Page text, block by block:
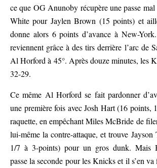
ce que OG Anunoby récupère une passe
White pour Jaylen Brown (15 points) et
donne alors 6 points d’avance à New-
reviennent grâce à des tirs derrière l’arc de
Al Horford à 45°. Après douze minutes, les
32-29.
Ce même Al Horford se fait pardonner
une première fois avec Josh Hart (16 points,
raquette, en empêchant Miles McBride de
lui-même la contre-attaque, et trouve
1/7 à 3-points) pour un gros dunk. Mais
passe la seconde pour les Knicks et il s’en